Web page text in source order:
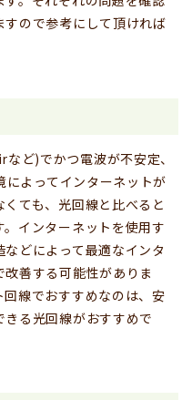
ので参考にして頂ければ
ど)でかつ電波が不安定、
よってインターネットが
ても、光回線と比べると
インターネットを使用す
どによって最適なインタ
善する可能性がありま
線でおすすめなのは、安
る光回線がおすすめで